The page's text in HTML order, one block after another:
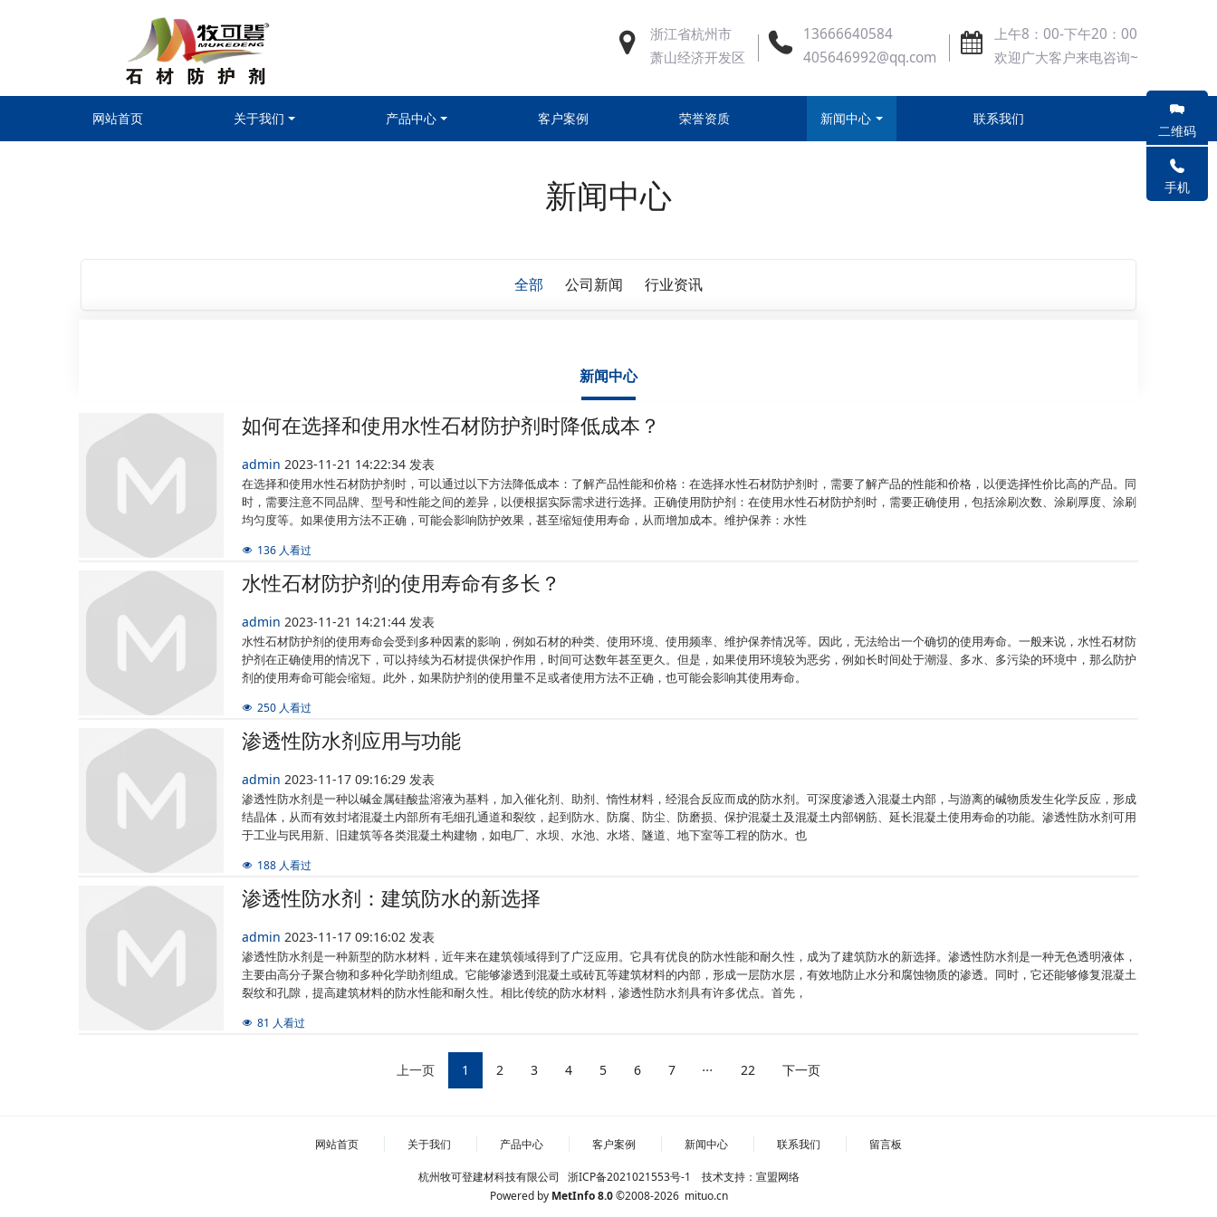
浙江省杭州市
萧山经济开发区
13666640584
405646992@qq.com
上午8：00-下午20：00
欢迎广大客户来电咨询~
网站首页 关于我们 产品中心 客户案例 荣誉资质 新闻中心 联系我们
新闻中心
全部 公司新闻 行业资讯
新闻中心
如何在选择和使用水性石材防护剂时降低成本？
admin 2023-11-21 14:22:34 发表
在选择和使用水性石材防护剂时，可以通过以下方法降低成本：了解产品性能和价格：在选择水性石材防护剂时，需要了解产品的性能和价格，以便选择性价比高的产品。同
时，需要注意不同品牌、型号和性能之间的差异，以便根据实际需求进行选择。正确使用防护剂：在使用水性石材防护剂时，需要正确使用，包括涂刷次数、涂刷厚度、涂刷
均匀度等。如果使用方法不正确，可能会影响防护效果，甚至缩短使用寿命，从而增加成本。维护保养：水性
136 人看过
水性石材防护剂的使用寿命有多长？
admin 2023-11-21 14:21:44 发表
水性石材防护剂的使用寿命会受到多种因素的影响，例如石材的种类、使用环境、使用频率、维护保养情况等。因此，无法给出一个确切的使用寿命。一般来说，水性石材防
护剂在正确使用的情况下，可以持续为石材提供保护作用，时间可达数年甚至更久。但是，如果使用环境较为恶劣，例如长时间处于潮湿、多水、多污染的环境中，那么防护
剂的使用寿命可能会缩短。此外，如果防护剂的使用量不足或者使用方法不正确，也可能会影响其使用寿命。
250 人看过
渗透性防水剂应用与功能
admin 2023-11-17 09:16:29 发表
渗透性防水剂是一种以碱金属硅酸盐溶液为基料，加入催化剂、助剂、惰性材料，经混合反应而成的防水剂。可深度渗透入混凝土内部，与游离的碱物质发生化学反应，形成
结晶体，从而有效封堵混凝土内部所有毛细孔通道和裂纹，起到防水、防腐、防尘、防磨损、保护混凝土及混凝土内部钢筋、延长混凝土使用寿命的功能。渗透性防水剂可用
于工业与民用新、旧建筑等各类混凝土构建物，如电厂、水坝、水池、水塔、隧道、地下室等工程的防水。也
188 人看过
渗透性防水剂：建筑防水的新选择
admin 2023-11-17 09:16:02 发表
渗透性防水剂是一种新型的防水材料，近年来在建筑领域得到了广泛应用。它具有优良的防水性能和耐久性，成为了建筑防水的新选择。渗透性防水剂是一种无色透明液体，
主要由高分子聚合物和多种化学助剂组成。它能够渗透到混凝土或砖瓦等建筑材料的内部，形成一层防水层，有效地防止水分和腐蚀物质的渗透。同时，它还能够修复混凝土
裂纹和孔隙，提高建筑材料的防水性能和耐久性。相比传统的防水材料，渗透性防水剂具有许多优点。首先，
81 人看过
上一页 1 2 3 4 5 6 7 ... 22 下一页
网站首页 关于我们 产品中心 客户案例 新闻中心 联系我们 留言板
杭州牧可登建材科技有限公司 浙ICP备2021021553号-1 技术支持： 宣盟网络
Powered by MetInfo 8.0©2008-2026 mituo.cn
二维码
手机